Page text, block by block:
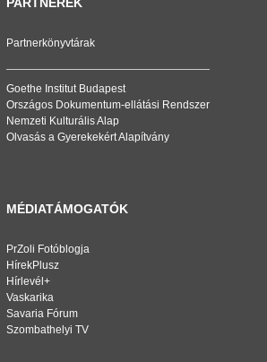
Partnerkönyvtárak
Goethe Institut Budapest
Országos Dokumentum-ellátási Rendszer
Nemzeti Kulturális Alap
Olvasás a Gyerekekért Alapítvány
MÉDIATÁMOGATÓK
PrZoli Fotóblogja
HírekPlusz
Hírlevél+
Vaskarika
Savaria Fórum
Szombathelyi TV